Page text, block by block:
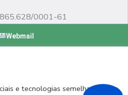
0001-61
Webmail
e tecnologias semelhantes de